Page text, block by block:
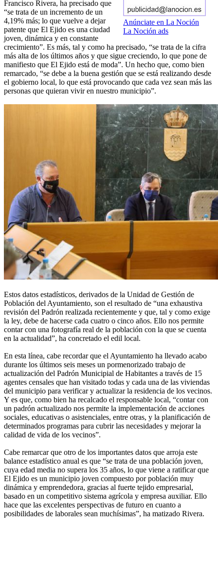
Anúnciate en La Noción
La Noción ads
Francisco Rivera, ha precisado que
“se trata de un incremento de un
4,19% más; lo que vuelve a dejar
patente que El Ejido es una ciudad
joven, dinámica y en constante
crecimiento”. Es más, tal y como ha precisado, “se trata de la cifra
más alta de los últimos años y que sigue creciendo, lo que pone de
manifiesto que El Ejido está de moda”. Un hecho que, como bien
remarcado, “se debe a la buena gestión que se está realizando desde
el gobierno local, lo que está provocando que cada vez sean más las
personas que quieran vivir en nuestro municipio”.
Estos datos estadísticos, derivados de la Unidad de Gestión de
Población del Ayuntamiento, son el resultado de “una exhaustiva
revisión del Padrón realizada recientemente y que, tal y como exige
la ley, debe de hacerse cada cuatro o cinco años. Ello nos permite
contar con una fotografía real de la población con la que se cuenta
en la actualidad”, ha concretado el edil local.
En esta línea, cabe recordar que el Ayuntamiento ha llevado acabo
durante los últimos seis meses un pormenorizado trabajo de
actualización del Padrón Municipial de Habitantes a través de 15
agentes censales que han visitado todas y cada una de las viviendas
del municipio para verificar y actualizar la residencia de los vecinos.
Y es que, como bien ha recalcado el responsable local, “contar con
un padrón actualizado nos permite la implementación de acciones
sociales, educativas o asistenciales, entre otras, y la planificación de
determinados programas para cubrir las necesidades y mejorar la
calidad de vida de los vecinos”.
Cabe remarcar que otro de los importantes datos que arroja este
balance estadístico anual es que “se trata de una población joven,
cuya edad media no supera los 35 años, lo que viene a ratificar que
El Ejido es un municipio joven compuesto por población muy
dinámica y emprendedora, gracias al fuerte tejido empresarial,
basado en un competitivo sistema agrícola y empresa auxiliar. Ello
hace que las excelentes perspectivas de futuro en cuanto a
posibilidades de laborales sean muchísimas”, ha matizado Rivera.